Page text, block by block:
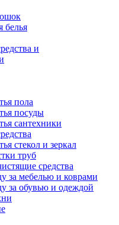
белья
и
пола
посуды
сантехники
стекол и зеркал
труб
средства
за мебелью и коврами
за обувью и одеждой